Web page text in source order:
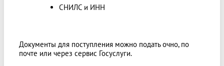
СНИЛС и ИНН
Документы для поступления можно подать очно, по
почте или через сервис Госуслуги.